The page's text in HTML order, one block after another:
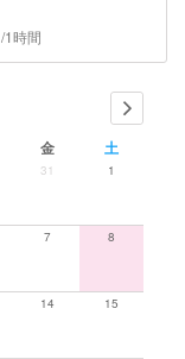
/1時間
金 土
31 1
7 8
14 15